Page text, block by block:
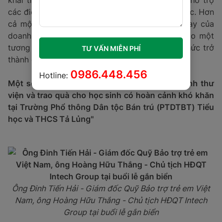
các điểm trường còn khó khăn trên khắp cả nước. Hơn
cả một dự án thiện nguyện, đây là sự chung tay của
doanh nghiệp và cộng đồng trong việc kiến tạo một
tương lai tươi sáng hơn cho thế hệ trẻ, nơi tri thức trở
thành chìa khóa mở ra những cơ hội mới.
Một số hình ảnh tại buổi Lễ gắn biển công trình thư
viện và trao quà cho học sinh có hoàn cảnh khó khăn
tại Trường Phổ thông Dân tộc Bán trú (PTDTBT) Tiểu
học và THCS Tả Lủng"
Ông Đinh Tiến Hải - Giám đốc Quỹ Bảo trợ trẻ em Việt
Nam, ông Hoàng Hữu Thắng - Chủ tịch HĐQT Intech
Group tại buổi lễ gắn biển
TƯ VẤN MIỄN PHÍ
Hotline: 0986.448.456